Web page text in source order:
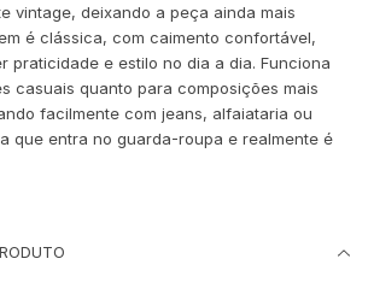
vintage, deixando a peça ainda mais
é clássica, com caimento confortável,
praticidade e estilo no dia a dia. Funciona
casuais quanto para composições mais
facilmente com jeans, alfaiataria ou
que entra no guarda-roupa e realmente é